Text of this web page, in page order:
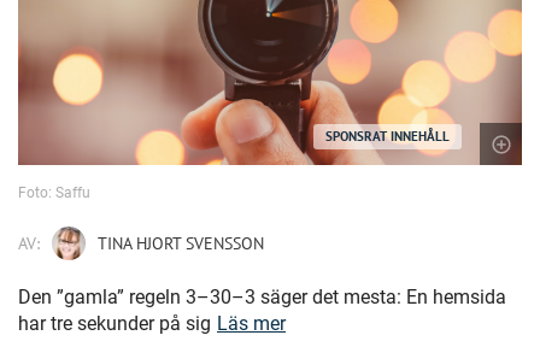
SPONSRAT INNEHÅLL
Foto: Saffu
AV: TINA HJORT SVENSSON
Den ”gamla” regeln 3–30–3 säger det mesta: En hemsida
har tre sekunder på sig Läs mer